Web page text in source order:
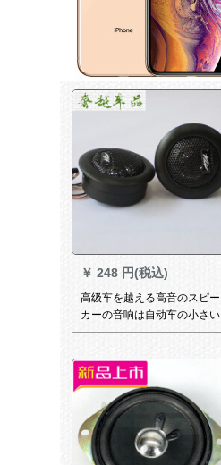
￥ 248 円(税込)
高级车を越える高音のスピー
カーの音响は自动车の小さい
高音の髪の毛を改订して级の
の1対の価格格を燃えます。